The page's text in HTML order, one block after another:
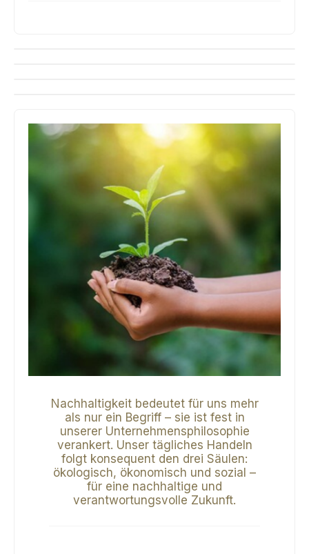
Nachhaltigkeit bedeutet für uns mehr
als nur ein Begriff – sie ist fest in
unserer Unternehmensphilosophie
verankert. Unser tägliches Handeln
folgt konsequent den drei Säulen:
ökologisch, ökonomisch und sozial –
für eine nachhaltige und
verantwortungsvolle Zukunft.